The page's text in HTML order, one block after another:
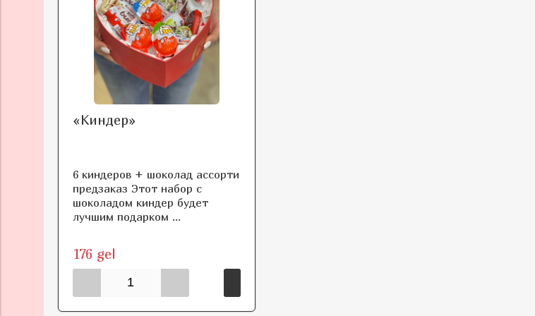
«Киндер»
6 киндеров + шоколад ассорти
предзаказ Этот набор с
шоколадом киндер будет
лучшим подарком ...
176 gel